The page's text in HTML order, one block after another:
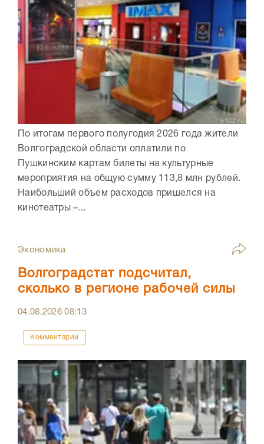
По итогам первого полугодия 2026 года жители
Волгоградской области оплатили по
Пушкинским картам билеты на культурные
мероприятия на общую сумму 113,8 млн рублей.
Наибольший объем расходов пришелся на
кинотеатры –...
Экономика
Волгоградстат подсчитал,
сколько в регионе рабочей силы
04.08.202608:13
Комментарии